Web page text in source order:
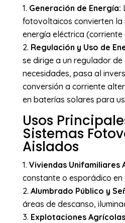
Generación de Energía:
fotovoltaicos convierten la
energía eléctrica (corriente
Regulación y Uso de
se dirige a un regulador
necesidades, pasa al
conversión a corriente
en baterías solares para
Usos
Sistemas
Aislados
Viviendas Unifamiliares
constante o esporádico en
Alumbrado Público y
áreas de descanso,
Explotaciones